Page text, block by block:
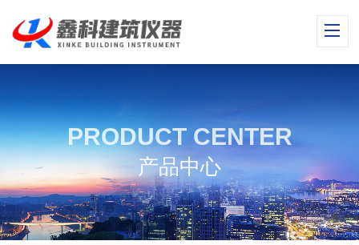
PRODUCT CENTER
产品中心